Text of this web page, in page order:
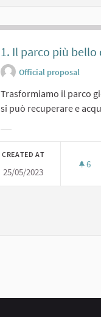
1. Il parco più bello
Official proposal
Trasformiamo il parco
si può recuperare e
CREATED AT
25/05/2023
6